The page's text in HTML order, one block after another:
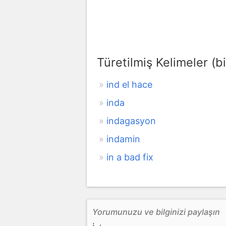
Türetilmiş Kelimeler
ind el hace
inda
indagasyon
indamin
in a bad fix
Yorumunuzu ve bilginizi paylaşın